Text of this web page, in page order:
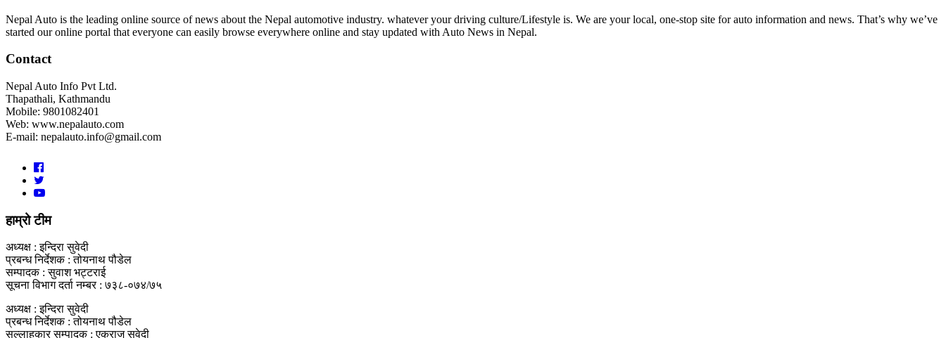
Nepal Auto is the leading online source of news about the Nepal automotive industry. whatever your driving culture/Lifestyle is. We are your local, one-stop site for auto information and news. That’s why we’ve
started our online portal that everyone can easily browse everywhere online and stay updated with Auto News in Nepal.
Contact
Nepal Auto Info Pvt Ltd.
Thapathali, Kathmandu
Mobile: 9801082401
Web: www.nepalauto.com
E-mail: nepalauto.info@gmail.com
हाम्रो टीम
अध्यक्ष : इन्दिरा सुवेदी
प्रबन्ध निर्देशक : तोयनाथ पौडेल
सम्पादक : सुवाश भट्टराई
सूचना विभाग दर्ता नम्बर : ७३८-०७४/७५
अध्यक्ष : इन्दिरा सुवेदी
प्रबन्ध निर्देशक : तोयनाथ पौडेल
सल्लाहकार सम्पादक : एकराज सुवेदी